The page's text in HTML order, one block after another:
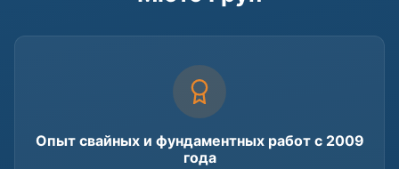
Опыт свайных и фундаментных работ с 2009
года